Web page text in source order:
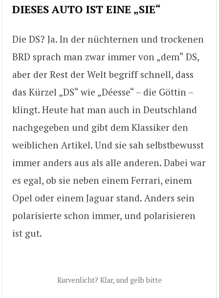
DIESES AUTO IST EINE „SIE“
Die DS? Ja. In der nüchternen und trockenen
BRD sprach man zwar immer von „dem“ DS,
aber der Rest der Welt begriff schnell, dass
das Kürzel „DS“ wie „Déesse“ – die Göttin –
klingt. Heute hat man auch in Deutschland
nachgegeben und gibt dem Klassiker den
weiblichen Artikel. Und sie sah selbstbewusst
immer anders aus als alle anderen. Dabei war
es egal, ob sie neben einem Ferrari, einem
Opel oder einem Jaguar stand. Anders sein
polarisierte schon immer, und polarisieren
ist gut.
Kurvenlicht? Klar, und gelb bitte